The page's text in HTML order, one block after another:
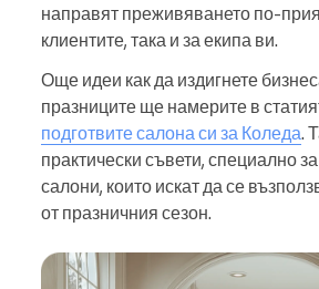
направят преживяването по-
клиентите, така и за екипа ви.
Още идеи как да издигнете
празниците ще намерите в
подготвите салона си за Коледа.
практически съвети, специално
салони, които искат да се
от празничния сезон.